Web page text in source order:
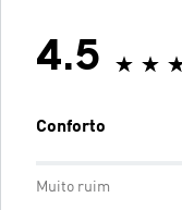
4.5
Conforto
Muito ruim